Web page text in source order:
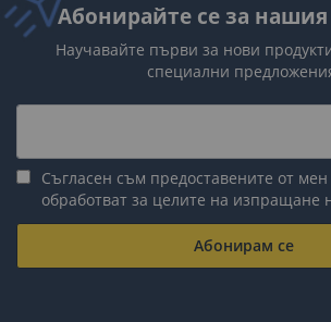
Абонирайте се за
Научавайте първи за нови
специални
Съгласен съм предоставените от
обработват за целите на изпращане
Абонирам се